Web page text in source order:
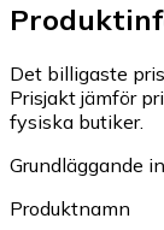
Det billigaste
Prisjakt jämför
fysiska butiker.
Grundläggande
Produktnamn